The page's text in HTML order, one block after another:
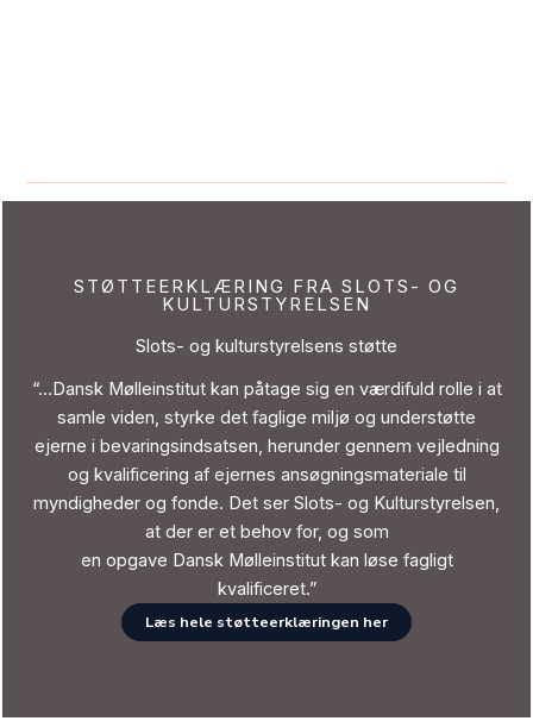
STØTTEERKLÆRING FRA SLOTS- OG
KULTURSTYRELSEN
Slots- og kulturstyrelsens støtte
“…Dansk Mølleinstitut kan påtage sig en værdifuld rolle i at
samle viden, styrke det faglige miljø og understøtte
ejerne i bevaringsindsatsen, herunder gennem vejledning
og kvalificering af ejernes ansøgningsmateriale til
myndigheder og fonde. Det ser Slots- og Kulturstyrelsen,
at der er et behov for, og som
en opgave Dansk Mølleinstitut kan løse fagligt
kvalificeret.”
Læs hele støtteerklæringen her